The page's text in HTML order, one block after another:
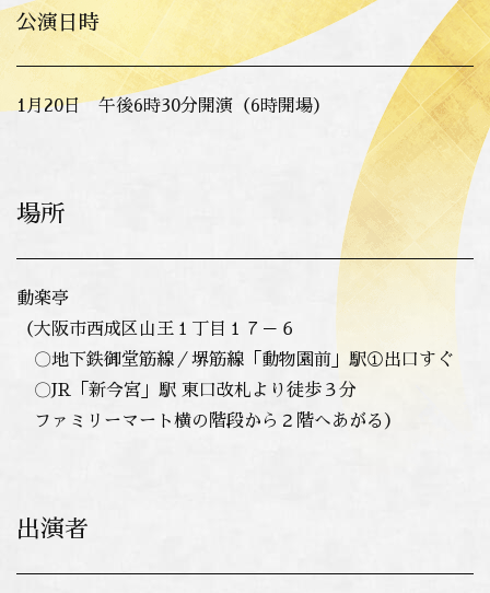
公演日時
1月20日 午後6時30分開演 （6時開場）
場所
動楽亭
（大阪市西成区山王１丁目１７－６
〇地下鉄御堂筋線／堺筋線「動物園前」駅①出口すぐ
〇JR「新今宮」駅 東口改札より徒歩３分
ファミリーマート横の階段から２階へあがる）
出演者